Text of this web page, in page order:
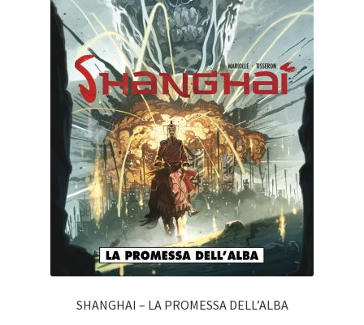
SHANGHAI – LA PROMESSA DELL’ALBA